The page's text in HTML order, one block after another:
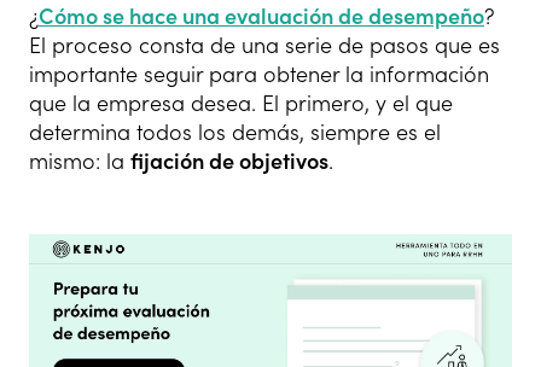
¿Cómo se hace una evaluación de desempeño?
El proceso consta de una serie de pasos que es
importante seguir para obtener la información
que la empresa desea. El primero, y el que
determina todos los demás, siempre es el
mismo: la fijación de objetivos.